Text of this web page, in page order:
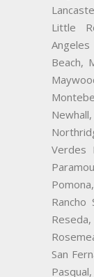
Little
Beach,
Verdes
Rancho
San